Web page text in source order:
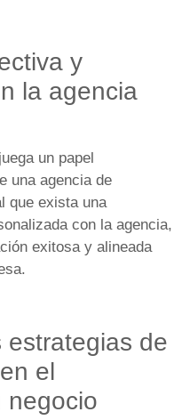
y
la agencia
un papel
una agencia de
que exista una
con la agencia,
exitosa y alineada
estrategias de
el
negocio